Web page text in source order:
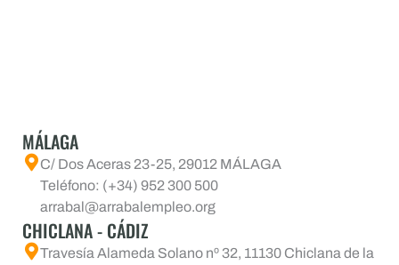
MÁLAGA
C/ Dos Aceras 23-25, 29012 MÁLAGA
Teléfono: (+34) 952 300 500
arrabal@arrabalempleo.org
CHICLANA - CÁDIZ
Travesía Alameda Solano nº 32, 11130 Chiclana de la